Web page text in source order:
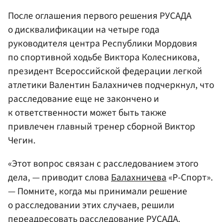
После оглашения первого решения РУСАДА
о дисквалификации на четыре года
руководителя центра Республики Мордовия
по спортивной ходьбе Виктора Колесникова,
президент Всероссийской федерации легкой
атлетики Валентин Балахничев подчеркнул, что
расследование еще не закончено и
к ответственности может быть также
привлечен главный тренер сборной Виктор
Чегин.
«Этот вопрос связан с расследованием этого
дела, — приводит словаБалахничева«Р-Спорт».
— Помните, когда мы принимали решение
о расследовании этих случаев, решили
переадресовать расследование РУСАДА,